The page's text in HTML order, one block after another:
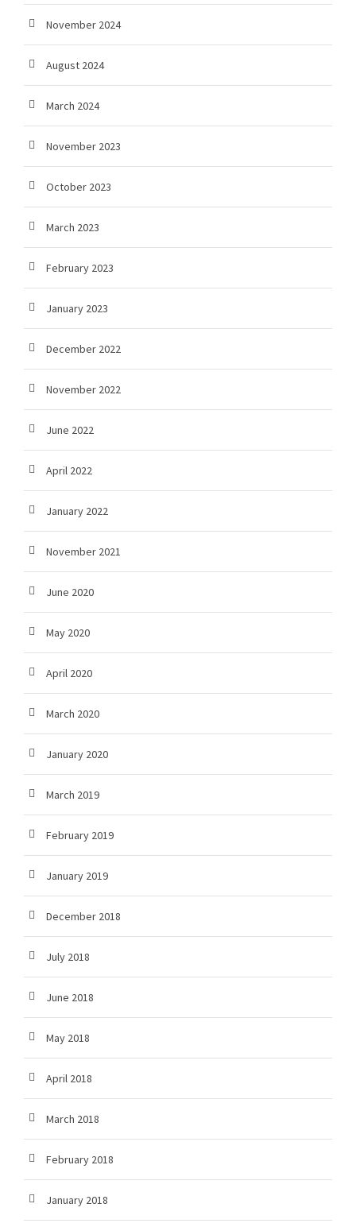
November 2024
August 2024
March 2024
November 2023
October 2023
March 2023
February 2023
January 2023
December 2022
November 2022
June 2022
April 2022
January 2022
November 2021
June 2020
May 2020
April 2020
March 2020
January 2020
March 2019
February 2019
January 2019
December 2018
July 2018
June 2018
May 2018
April 2018
March 2018
February 2018
January 2018